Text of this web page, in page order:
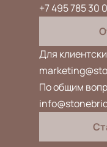
+7 495 785 30
Для
По общим